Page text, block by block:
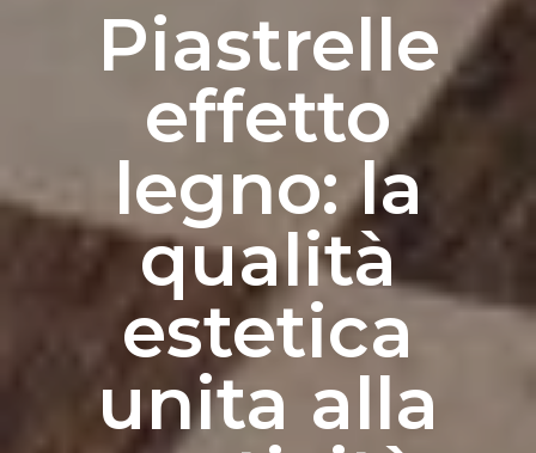
Piastrelle
effetto
legno: la
qualità
estetica
unita alla